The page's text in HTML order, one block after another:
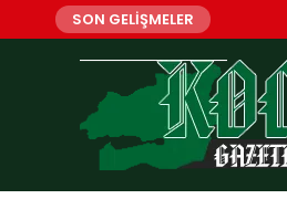
SON GELİŞMELER